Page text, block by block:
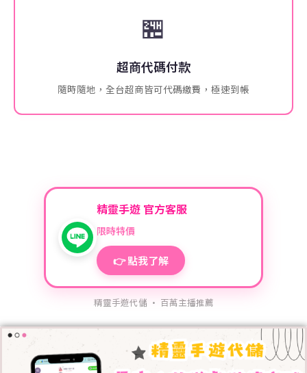
🏪
超商代碼付款
隨時隨地，全台超商皆可代碼繳費，極速到帳
精靈手遊 官方客服
限時特價
👉 點我了解
精靈手遊代儲 · 百萬主播推薦